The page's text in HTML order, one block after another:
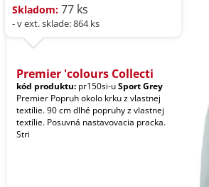
Skladom: 77 ks
- v ext. sklade: 864 ks
Premier 'colours Collecti
kód produktu: pr150si-uSport Grey
Premier Popruh okolo krku z vlastnej
textílie. 90 cm dlhé popruhy z vlastnej
textílie. Posuvná nastavovacia pracka.
Stri